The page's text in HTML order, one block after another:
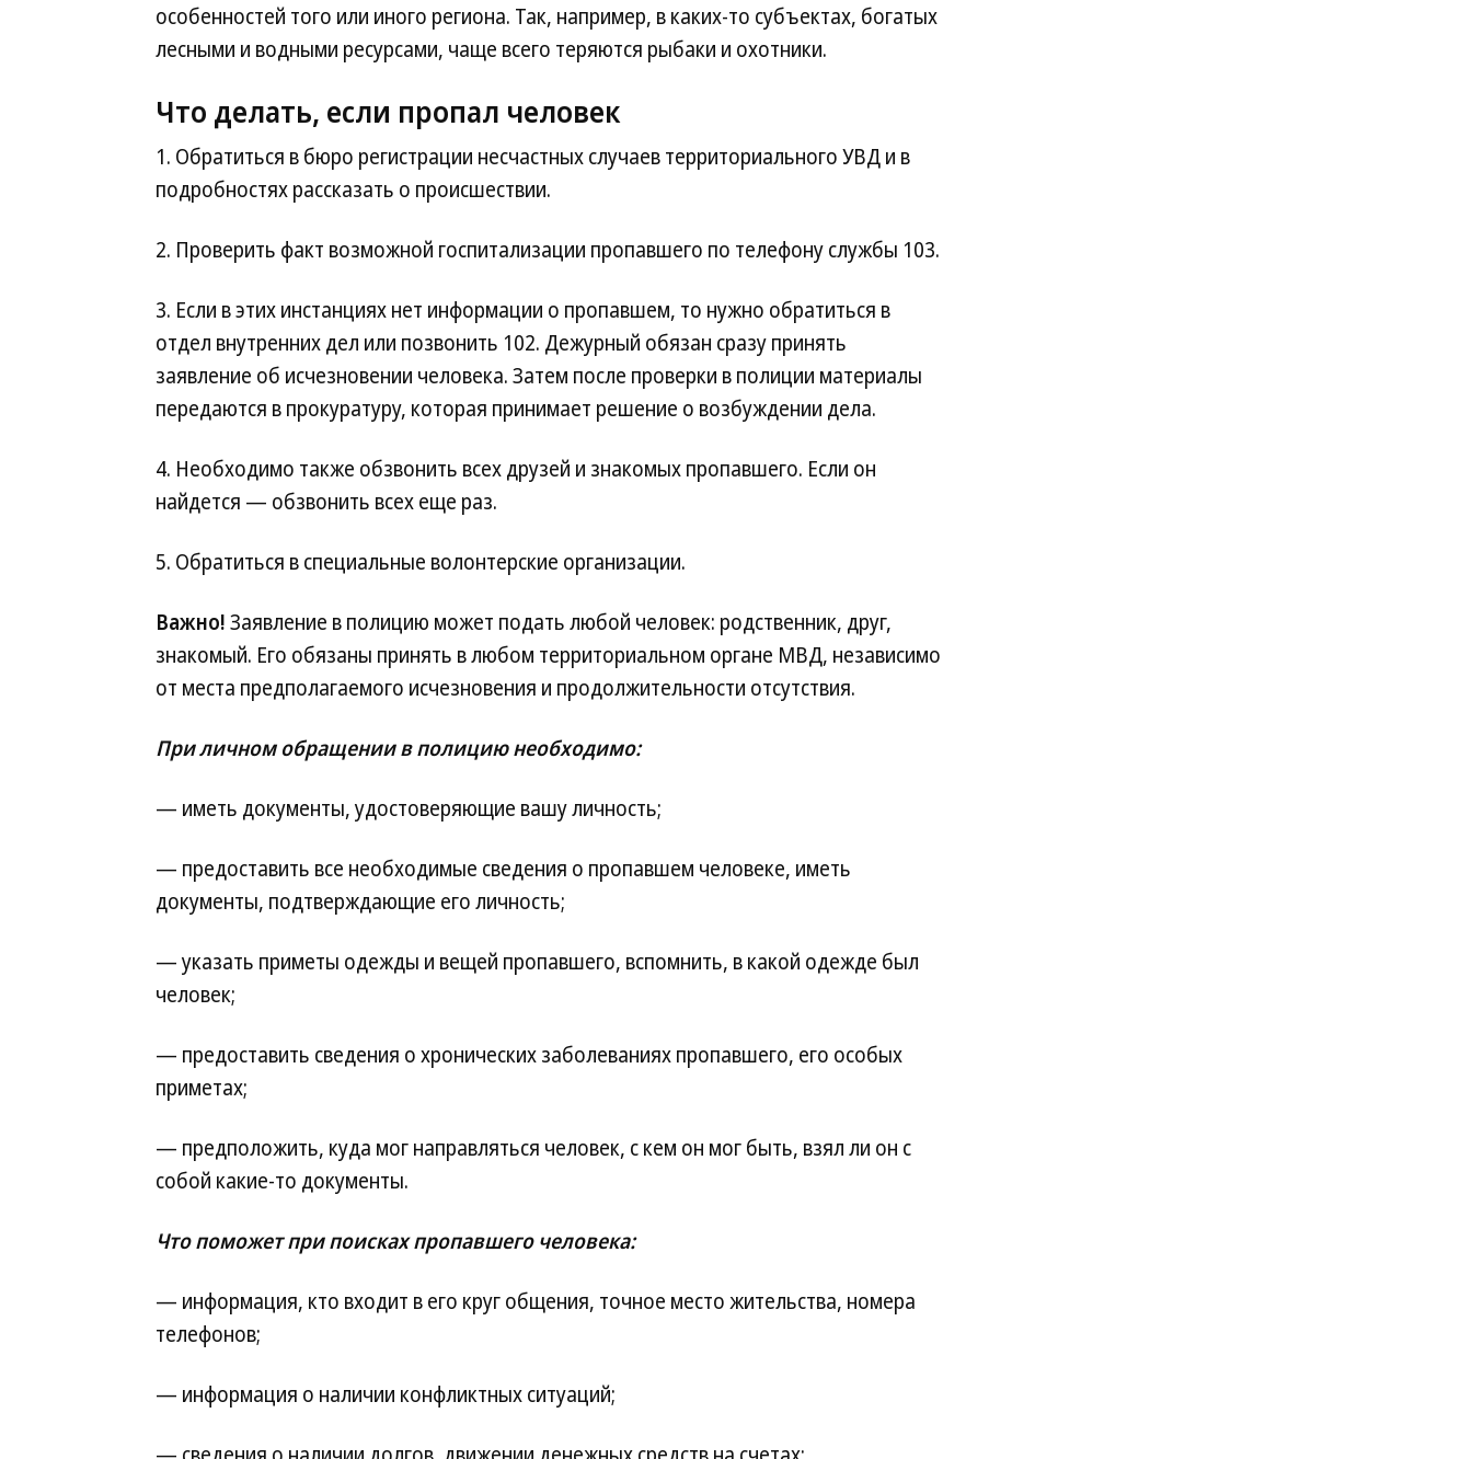
особенностей того или иного региона. Так, например, в каких-то субъектах, богатых
лесными и водными ресурсами, чаще всего теряются рыбаки и охотники.
Что делать, если пропал человек
1. Обратиться в бюро регистрации несчастных случаев территориального УВД и в
подробностях рассказать о происшествии.
2. Проверить факт возможной госпитализации пропавшего по телефону службы 103.
3. Если в этих инстанциях нет информации о пропавшем, то нужно обратиться в
отдел внутренних дел или позвонить 102. Дежурный обязан сразу принять
заявление об исчезновении человека. Затем после проверки в полиции материалы
передаются в прокуратуру, которая принимает решение о возбуждении дела.
4. Необходимо также обзвонить всех друзей и знакомых пропавшего. Если он
найдется — обзвонить всех еще раз.
5. Обратиться в специальные волонтерские организации.
Важно!Заявление в полицию может подать любой человек: родственник, друг,
знакомый. Его обязаны принять в любом территориальном органе МВД, независимо
от места предполагаемого исчезновения и продолжительности отсутствия.
При личном обращении в полицию необходимо:
— иметь документы, удостоверяющие вашу личность;
— предоставить все необходимые сведения о пропавшем человеке, иметь
документы, подтверждающие его личность;
— указать приметы одежды и вещей пропавшего, вспомнить, в какой одежде был
человек;
— предоставить сведения о хронических заболеваниях пропавшего, его особых
приметах;
— предположить, куда мог направляться человек, с кем он мог быть, взял ли он с
собой какие-то документы.
Что поможет при поисках пропавшего человека:
— информация, кто входит в его круг общения, точное место жительства, номера
телефонов;
— информация о наличии конфликтных ситуаций;